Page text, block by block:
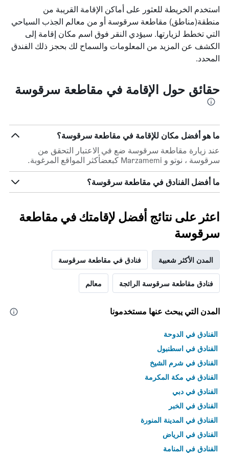
استخدم الخريطة للعثور على أماكن الإقامة القريبة من
منطقة(مناطق) مقاطعة سرقوسة أو من معالم الجذب السياحي
التي تخطط لزيارتها. سيؤدي النقر فوق اسم مكان إقامة إلى
الكشف عن المزيد من المعلومات والسماح لك بحجز ذلك الفندق
المحدد.
حقائق حول الإقامة في مقاطعة سرقوسة
ما هو أفضل مكان للإقامة في مقاطعة سرقوسة؟
عند زيارة مقاطعة سرقوسة ضع في الاعتبار التحقق من
سرقوسة ، نوتو و Marzamemi كبعضأكثر المواقع المرغوبة.
ما أفضل الفنادق في مقاطعة سرقوسة؟
اعثر على نتائج أفضل لإقامتك في مقاطعة
سرقوسة
المدن الأكثر شعبية فنادق في مقاطعة سرقوسة
فنادق مقاطعة سرقوسة الرائجة معالم
المدن التي يبحث عنها مستخدمونا
الفنادق في الدوحة
الفنادق في اسطنبول
الفنادق في شرم الشيخ
الفنادق في مكة المكرمة
الفنادق في دبي
الفنادق في الخبر
الفنادق في المدينة المنورة
الفنادق في الرياض
الفنادق في المنامة